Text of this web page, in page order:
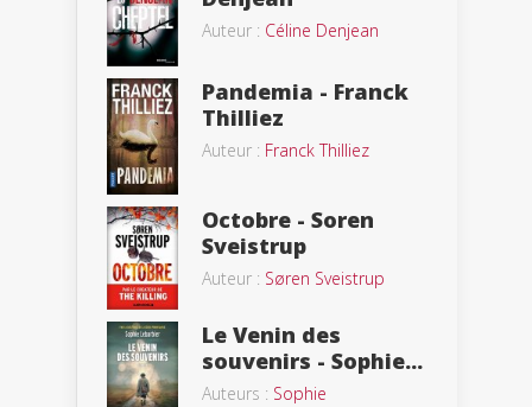
Auteur : Céline Denjean
Pandemia - Franck
Thilliez
Auteur : Franck Thilliez
Octobre - Soren
Sveistrup
Auteur : Søren Sveistrup
Le Venin des
souvenirs - Sophie...
Auteurs : Sophie